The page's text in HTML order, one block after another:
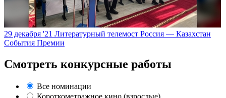
29 декабря '21 Литературный телемост Россия — Казахстан
События Премии
Смотреть конкурсные работы
Все номинации
Короткометражное кино (взрослые)